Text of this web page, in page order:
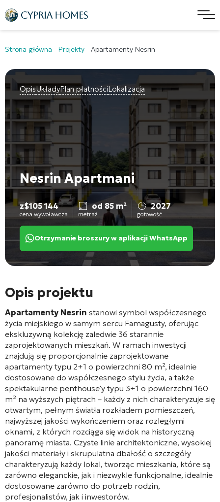
Strona główna - Projekty - Apartamenty Nesrin
OpisUkładyPlan płatnościLokalizacja
Nesrin Apartmani
z$105 144
cena wywoławcza
od 85 m²
metraż
2027
gotowość
Otrzymanie broszury w aplikacji WhatsApp
Opis projektu
Apartamenty Nesrin stanowi symbol współczesnego
życia miejskiego w samym sercu Famagusty, oferując
ekskluzywną kolekcję zaledwie 36 starannie
zaprojektowanych mieszkań. W ramach inwestycji
znajdują się proporcjonalnie zaprojektowane
apartamenty typu 2+1 o powierzchni 80 m², idealnie
dostosowane do współczesnego stylu życia, a także
spektakularne penthouse'y typu 3+1 o powierzchni 160
m² na wyższych piętrach – każdy z nich charakteryzuje się
otwartym, pełnym światła rozkładem pomieszczeń,
najwyższej jakości wykończeniem oraz rozległymi
oknami, z których rozciąga się widok na historyczną
panoramę miasta. Czyste linie architektoniczne, wysokiej
jakości materiały i skrupulatna dbałość o szczegóły
charakteryzują każdy lokal, tworząc mieszkania, które są
zarówno eleganckie, jak i niezwykle funkcjonalne, idealnie
dostosowane zarówno do potrzeb rodzin,
profesjonalistów, jak i inwestorów.